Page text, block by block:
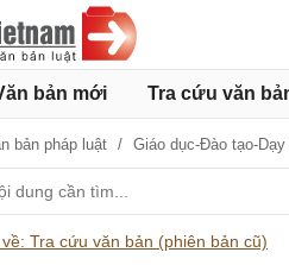
bản mới Tra cứu văn
bản pháp luật Giáo dục-Đào tạo-Dạy
Tra cứu văn bản (phiên bản cũ)